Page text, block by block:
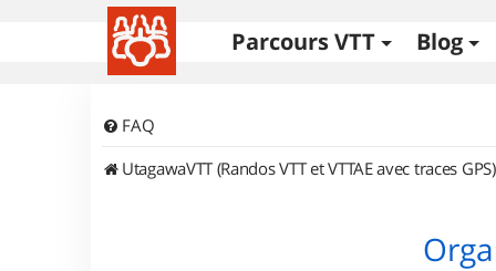
Parcours VTT Blog
FAQ
UtagawaVTT (Randos VTT et VTTAE avec traces GPS)